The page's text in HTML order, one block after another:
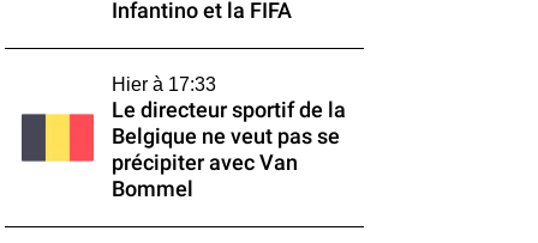
Infantino et la FIFA
Hier à 17:33
Le directeur sportif de la
Belgique ne veut pas se
précipiter avec Van
Bommel